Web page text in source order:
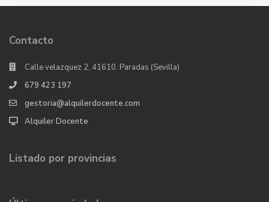
Contacto
Calle velazquez 2, 41610. Paradas (Sevilla)
679 423 197
gestoria@alquilerdocente.com
Alquiler Docente
Listado por provincias